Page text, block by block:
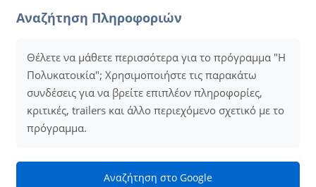
Αναζήτηση Πληροφοριών
Θέλετε να μάθετε περισσότερα για το πρόγραμμα "Η
Πολυκατοικία"; Χρησιμοποιήστε τις παρακάτω
συνδέσεις για να βρείτε επιπλέον πληροφορίες,
κριτικές, trailers και άλλο περιεχόμενο σχετικό με το
πρόγραμμα.
Αναζήτηση στο Google